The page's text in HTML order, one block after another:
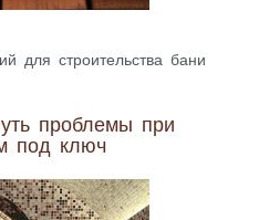
для строительства бани
проблемы при
под ключ